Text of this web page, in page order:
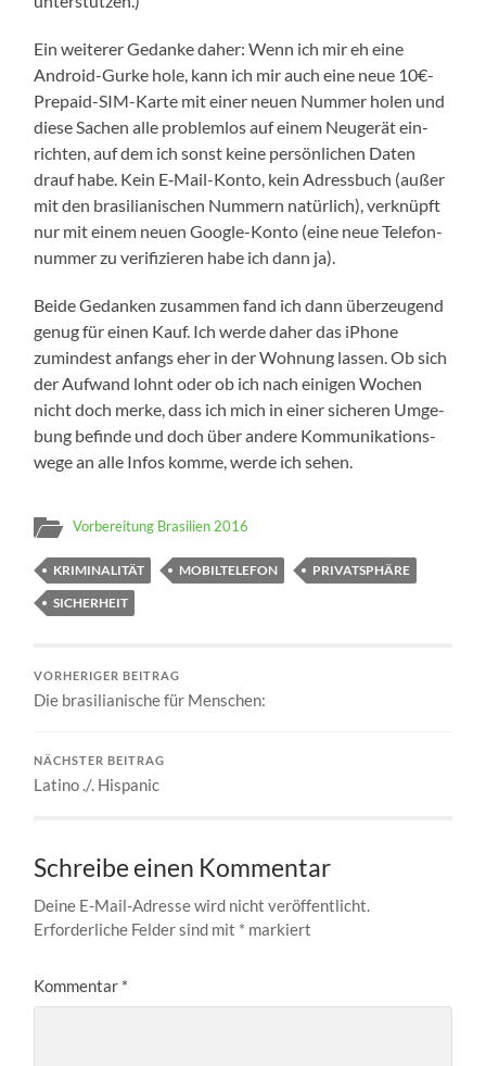
Ein wei­te­rer Gedan­ke daher: Wenn ich mir eh eine
Android-Gurke hole, kann ich mir auch eine neue 10€-
Prepaid-SIM-Karte mit einer neu­en Num­mer holen und
die­se Sachen alle pro­blem­los auf einem Neu­ge­rät ein­
rich­ten, auf dem ich sonst kei­ne per­sön­li­chen Daten
drauf habe. Kein E‑Mail-Konto, kein Adress­buch (außer
mit den bra­si­lia­ni­schen Num­mern natür­lich), ver­knüpft
nur mit einem neu­en Google-Konto (eine neue Tele­fon­
num­mer zu veri­fi­zie­ren habe ich dann ja).
Bei­de Gedan­ken zusam­men fand ich dann über­zeu­gend
genug für einen Kauf. Ich wer­de daher das iPho­ne
zumin­dest anfangs eher in der Woh­nung las­sen. Ob sich
der Auf­wand lohnt oder ob ich nach eini­gen Wochen
nicht doch mer­ke, dass ich mich in einer siche­ren Umge­
bung befin­de und doch über ande­re Kom­mu­ni­ka­ti­ons­
we­ge an alle Infos kom­me, wer­de ich sehen.
Vorbereitung Brasilien 2016
KRIMINALITÄT MOBILTELEFON
PRIVATSPHÄRE
SICHERHEIT
VORHERIGER BEITRAG
Die brasilianischefür Menschen:
NÄCHSTER BEITRAG
Latino ./. Hispanic
Schreibe einen Kommentar
Deine E-Mail-Adresse wird nicht veröffentlicht.
Erforderliche Felder sind mit * markiert
Kommentar *